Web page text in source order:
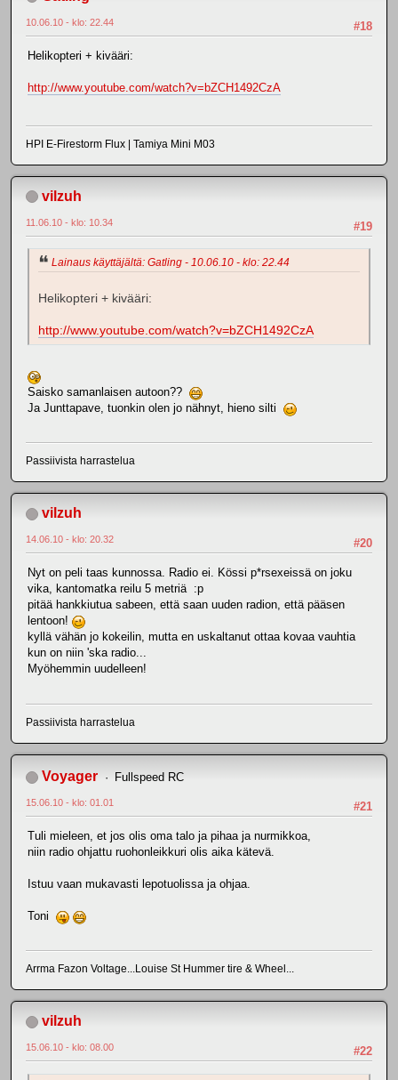
#18
10.06.10 - klo: 22.44
Helikopteri + kivääri:
http://www.youtube.com/watch?v=bZCH1492CzA
HPI E-Firestorm Flux | Tamiya Mini M03
vilzuh
#19
11.06.10 - klo: 10.34
Lainaus käyttäjältä: Gatling - 10.06.10 - klo: 22.44
Helikopteri + kivääri:
http://www.youtube.com/watch?v=bZCH1492CzA
Saisko samanlaisen autoon??
Ja Junttapave, tuonkin olen jo nähnyt, hieno silti
Passiivista harrastelua
vilzuh
#20
14.06.10 - klo: 20.32
Nyt on peli taas kunnossa. Radio ei. Kössi p*rsexeissä on joku
vika, kantomatka reilu 5 metriä :p
pitää hankkiutua sabeen, että saan uuden radion, että pääsen
lentoon!
kyllä vähän jo kokeilin, mutta en uskaltanut ottaa kovaa vauhtia
kun on niin 'ska radio...
Myöhemmin uudelleen!
Passiivista harrastelua
Voyager Fullspeed RC
#21
15.06.10 - klo: 01.01
Tuli mieleen, et jos olis oma talo ja pihaa ja nurmikkoa,
niin radio ohjattu ruohonleikkuri olis aika kätevä.
Istuu vaan mukavasti lepotuolissa ja ohjaa.
Toni
Arrma Fazon Voltage...Louise St Hummer tire & Wheel...
vilzuh
#22
15.06.10 - klo: 08.00